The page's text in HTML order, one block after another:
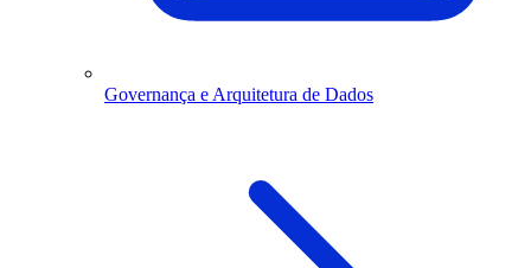
Governança e Arquitetura de Dados